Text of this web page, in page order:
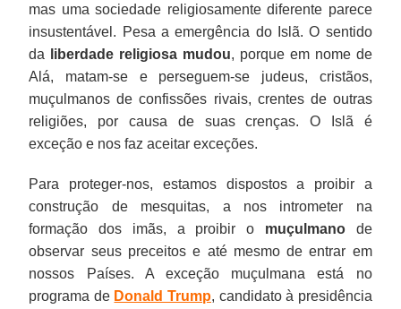
mas uma sociedade religiosamente diferente parece
insustentável. Pesa a emergência do Islã. O sentido
da
liberdade religiosa mudou, porque em nome de
Alá, matam-se e perseguem-se judeus, cristãos,
muçulmanos de confissões rivais, crentes de outras
religiões, por causa de suas crenças. O Islã é
exceção e nos faz aceitar exceções.
Para proteger-nos, estamos dispostos a proibir a
construção de mesquitas, a nos intrometer na
formação dos imãs, a proibir o muçulmanode
observar seus preceitos e até mesmo de entrar em
nossos Países. A exceção muçulmana está no
programa de Donald Trump, candidato à presidência